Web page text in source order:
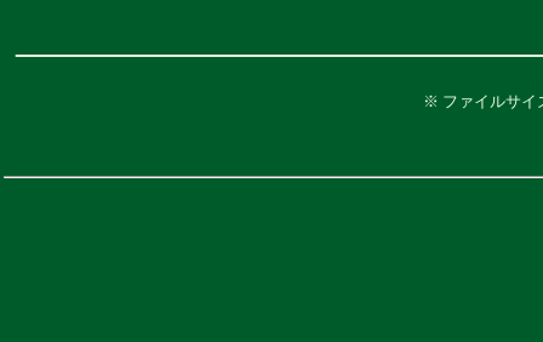
※ ファイルサイ